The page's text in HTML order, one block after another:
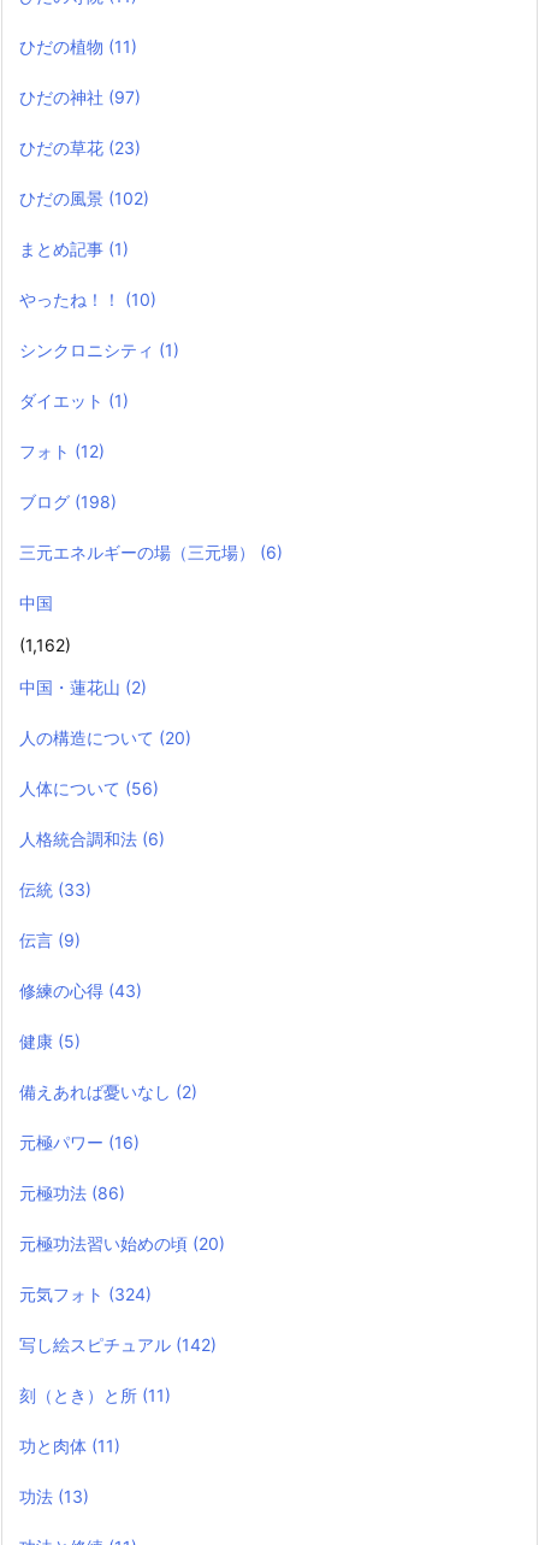
ひだの植物 (11)
ひだの神社 (97)
ひだの草花 (23)
ひだの風景 (102)
まとめ記事 (1)
やったね！！ (10)
シンクロニシティ (1)
ダイエット (1)
フォト (12)
ブログ (198)
三元エネルギーの場（三元場） (6)
中国
(1,162)
中国・蓮花山 (2)
人の構造について (20)
人体について (56)
人格統合調和法 (6)
伝統 (33)
伝言 (9)
修練の心得 (43)
健康 (5)
備えあれば憂いなし (2)
元極パワー (16)
元極功法 (86)
元極功法習い始めの頃 (20)
元気フォト (324)
写し絵スピチュアル (142)
刻（とき）と所 (11)
功と肉体 (11)
功法 (13)